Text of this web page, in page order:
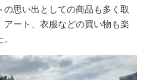
思い出としての商品も多く取
アート、衣服などの買い物も楽